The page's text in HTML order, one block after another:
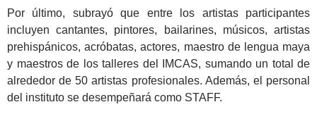
Por último, subrayó que entre los artistas participantes
incluyen cantantes, pintores, bailarines, músicos, artistas
prehispánicos, acróbatas, actores, maestro de lengua maya
y maestros de los talleres del IMCAS, sumando un total de
alrededor de 50 artistas profesionales. Además, el personal
del instituto se desempeñará como STAFF.